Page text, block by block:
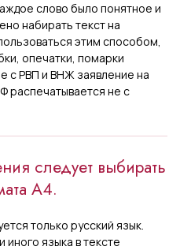
слово было понятное и
набирать текст на
этим способом,
опечатки, помарки
с РВП и ВНЖ заявление на
распечатывается не с
следует выбирать
А4.
только русский язык.
языка в тексте